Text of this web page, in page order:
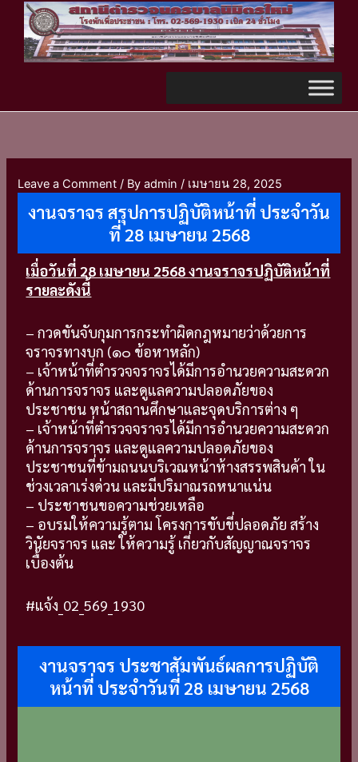
content
Leave a Comment / Byadmin/ เมษายน 28, 2025
งานจราจร สรุปการปฏิบัติหน้าที่ ประจำวัน
ที่ 28 เมษายน 2568
เมื่อวันที่ 28 เมษายน 2568งานจราจรปฏิบัติหน้าที่
รายละดังนี้
– กวดขันจับกุมการกระทำผิดกฎหมายว่าด้วยการ
จราจรทางบก (๑๐ ข้อหาหลัก)
– เจ้าหน้าที่ตำรวจจราจรได้มีการอำนวยความสะดวก
ด้านการจราจร และดูแลความปลอดภัยของ
ประชาชน หน้าสถานศึกษาและจุดบริการต่าง ๆ
– เจ้าหน้าที่ตำรวจจราจรได้มีการอำนวยความสะดวก
ด้านการจราจร และดูแลความปลอดภัยของ
ประชาชนที่ข้ามถนนบริเวณหน้าห้างสรรพสินค้า ใน
ช่วงเวลาเร่งด่วน และมีปริมาณรถหนาแน่น
– ประชาชนขอความช่วยเหลือ
– อบรมให้ความรู้ตาม โครงการขับขี่ปลอดภัย สร้าง
วินัยจราจร และ ให้ความรู้ เกี่ยวกับสัญญาณจราจร
เบื้องต้น
#แจ้ง_02_569_1930
งานจราจร ประชาสัมพันธ์ผลการปฏิบัติ
หน้าที่ ประจำวันที่ 28 เมษายน 2568
TikTok